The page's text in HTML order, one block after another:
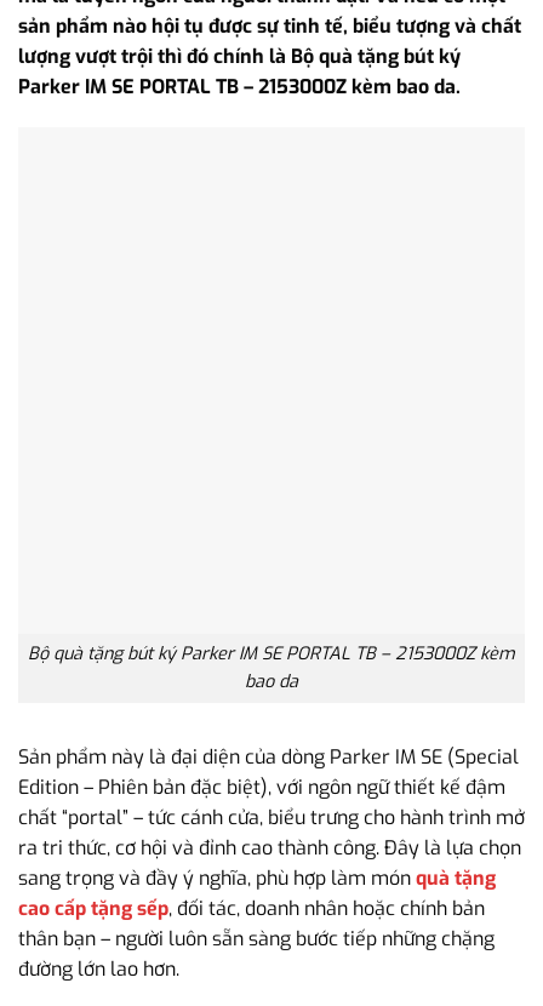
sản phẩm nào hội tụ được sự tinh tế, biểu tượng và chất
lượng vượt trội thì đó chính là Bộ quà tặng bút ký
Parker IM SE PORTAL TB – 2153000Z kèm bao da.
Bộ quà tặng bút ký Parker IM SE PORTAL TB – 2153000Z kèm
bao da
Sản phẩm này là đại diện của dòng Parker IM SE (Special
Edition – Phiên bản đặc biệt), với ngôn ngữ thiết kế đậm
chất “portal” – tức cánh cửa, biểu trưng cho hành trình mở
ra tri thức, cơ hội và đỉnh cao thành công. Đây là lựa chọn
sang trọng và đầy ý nghĩa, phù hợp làm mónquà tặng
cao cấp tặng sếp, đối tác, doanh nhân hoặc chính bản
thân bạn – người luôn sẵn sàng bước tiếp những chặng
đường lớn lao hơn.